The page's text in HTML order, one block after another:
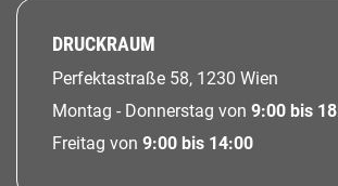
DRUCKRAUM
Perfektastraße 58, 1230 Wien
Montag - Donnerstag von 9:00 bis
Freitag von 9:00 bis 14:00